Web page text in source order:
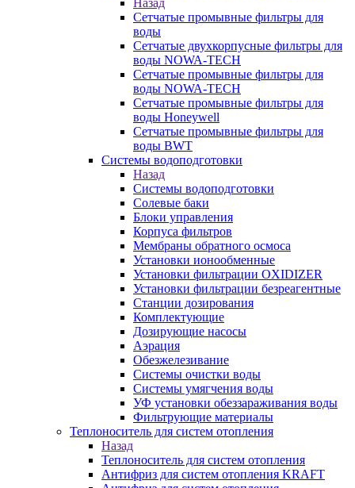
Назад
Сетчатые промывные фильтры для
воды
Сетчатые двухкорпусные фильтры для
воды NOWA-TECH
Сетчатые промывные фильтры для
воды NOWA-TECH
Сетчатые промывные фильтры для
воды Honeywell
Сетчатые промывные фильтры для
воды BWT
Системы водоподготовки
Назад
Системы водоподготовки
Солевые баки
Блоки управления
Корпуса фильтров
Мембраны обратного осмоса
Установки ионообменные
Установки фильтрации OXIDIZER
Установки фильтрации безреагентные
Станции дозирования
Комплектующие
Дозирующие насосы
Аэрация
Обезжелезивание
Системы очистки воды
Системы умягчения воды
УФ установки обеззараживания воды
Фильтрующие материалы
Теплоноситель для систем отопления
Назад
Теплоноситель для систем отопления
Антифриз для систем отопления KRAFT